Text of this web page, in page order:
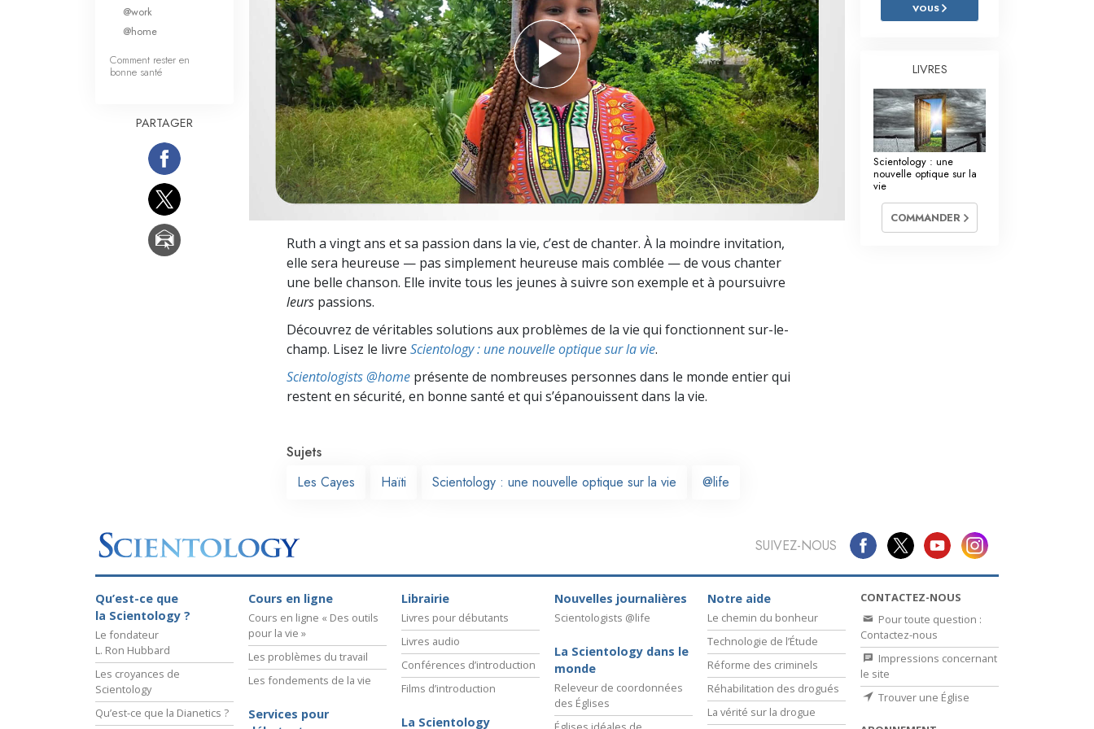
Qu’est-ce que la grandeur ? L’échelle des tons émotionnels
Réponses aux drogues
Les enfants
Des outils pour le monde du travail
L’éthique et les conditions
La raison de l’oppression
Les investigations
Les fondements de l’organisation
Ruth a vingt ans et sa passion dans la vie, c’est de chanter. À la moindre invitation,
elle sera heureuse — pas simplement heureuse mais comblée — de vous chanter
une belle chanson. Elle invite tous les jeunes à suivre son exemple et à poursuivre
leurs passions.
Découvrez de véritables solutions aux problèmes de la vie qui fonctionnent sur-le-
champ. Lisez le livre Scientology : une nouvelle optique sur la vie.
Scientologists @home présente de nombreuses personnes dans le monde entier qui
restent en sécurité, en bonne santé et qui s’épanouissent dans la vie.
Sujets
Les Cayes
Haïti Scientology : une nouvelle optique sur la vie @life
@work
@home
Comment rester en
bonne santé
PARTAGER
VOUS
LIVRES
Scientology : une
nouvelle optique sur la
vie
COMMANDER
SUIVEZ-NOUS
Qu’est-ce que
la Scientology ?
Le fondateur
L. Ron Hubbard
Les croyances de
Scientology
Qu’est-ce que la Dianetics ?
Cours en ligne
Cours en ligne « Des outils
pour la vie »
Les problèmes du travail
Les fondements de la vie
Services pour
Librairie
Livres pour débutants
Livres audio
Conférences d’introduction
Films d’introduction
La Scientology
Nouvelles journalières
Scientologists @life
La Scientology dans le
monde
Releveur de coordonnées
des Églises
Notre aide
Le chemin du bonheur
Technologie de l’Étude
Réforme des criminels
Réhabilitation des drogués
La vérité sur la drogue
CONTACTEZ-NOUS
Pour toute question :
Contactez-nous
Impressions concernant
le site
Trouver une Église